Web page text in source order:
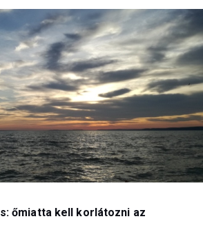
őmiatta kell korlátozni az